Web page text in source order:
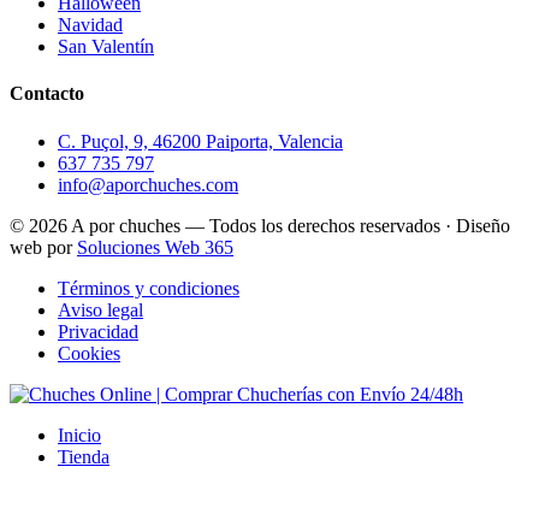
Navidad
San Valentín
Contacto
C. Puçol, 9, 46200 Paiporta, Valencia
637 735 797
info@aporchuches.com
© 2026 A por chuches — Todos los derechos reservados · Diseño
web por Soluciones Web 365
Términos y condiciones
Aviso legal
Privacidad
Cookies
Inicio
Tienda